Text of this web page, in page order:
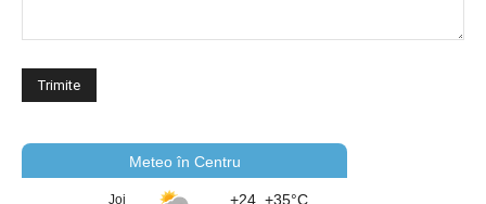
Meteo în Centru
Joi +24..+35°C